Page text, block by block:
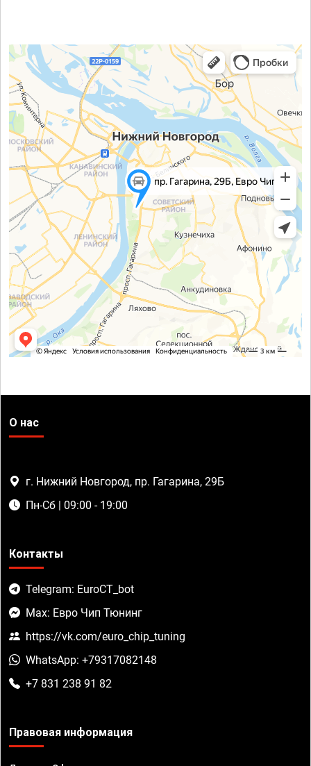
О нас
г. Нижний Новгород, пр. Гагарина, 29Б
Пн-Сб | 09:00 - 19:00
Контакты
Telegram: EuroCT_bot
Max: Евро Чип Тюнинг
https://vk.com/euro_chip_tuning
WhatsApp: +79317082148
+7 831 238 91 82
Правовая информация